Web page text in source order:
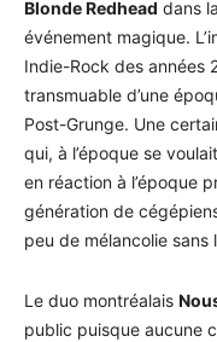
Blonde Redhead dans
événement magique.
Indie-Rock des années
transmuable d’une
Post-Grunge. Une
qui, à l’époque se
en réaction à l’époque
génération de
peu de mélancolie
Le duo montréalais
public puisque aucune